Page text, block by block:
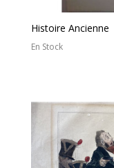
Histoire Ancienne
En Stock